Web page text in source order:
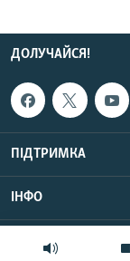
ДОЛУЧАЙСЯ!
ПІДТРИМКА
ІНФО